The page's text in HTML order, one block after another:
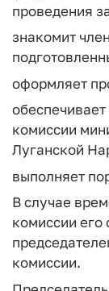
проведения
знакомит
оформляет
комиссии
Луганской
выполняет
В случае
комиссии его
комиссии.